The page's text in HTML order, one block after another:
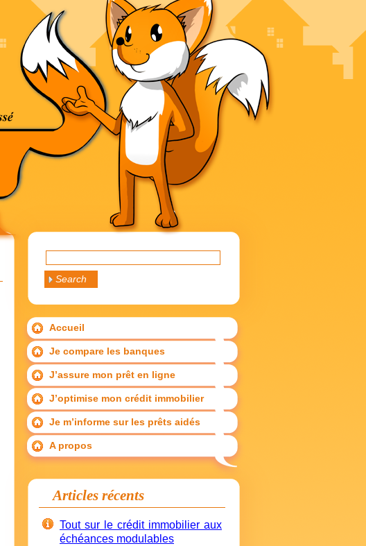
Accueil
Je compare les banques
J’assure mon prêt en ligne
J’optimise mon crédit immobilier
Je m’informe sur les prêts aidés
A propos
Articles récents
Tout sur le crédit immobilier aux
échéances modulables